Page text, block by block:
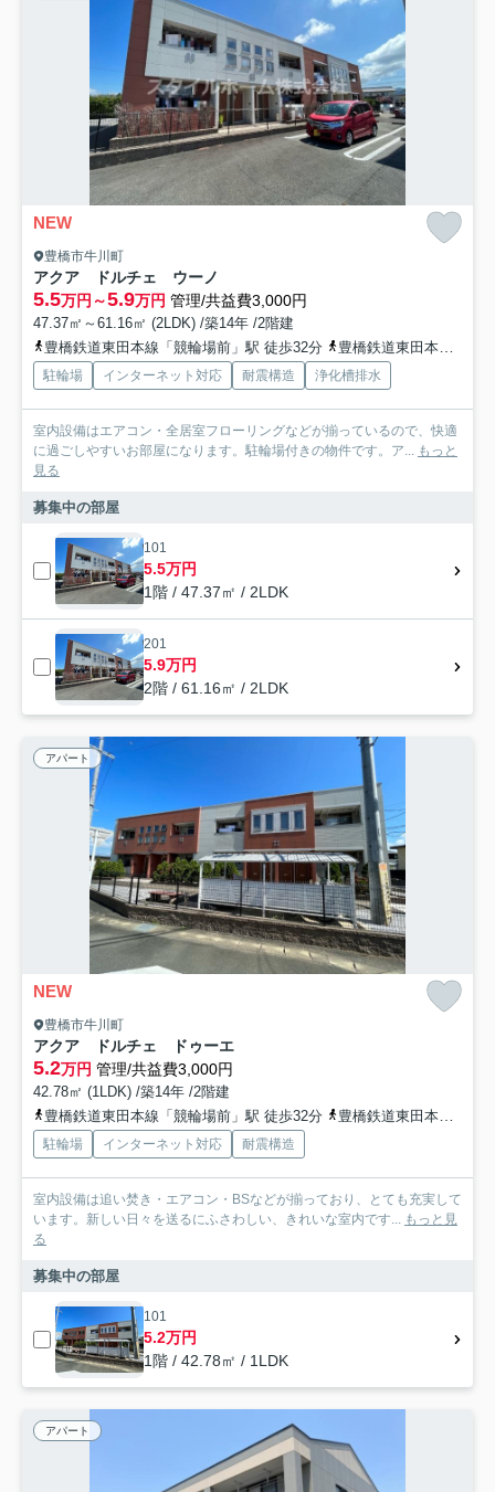
NEW
豊橋市牛川町
アクア ドルチェ ウーノ
5.5万円～5.9万円 管理/共益費3,000円
47.37㎡～61.16㎡ (2LDK) /築14年 /2階建
豊橋鉄道東田本線「競輪場前」駅 徒歩32分
豊橋鉄道東田本線「東田」駅 徒歩34分
駐輪場 インターネット対応 耐震構造 浄化槽排水
室内設備はエアコン・全居室フローリングなどが揃っているので、快適
に過ごしやすいお部屋になります。駐輪場付きの物件です。ア... もっと
見る
募集中の部屋
101
5.5万円
1階 / 47.37㎡ / 2LDK
201
5.9万円
2階 / 61.16㎡ / 2LDK
アパート
NEW
豊橋市牛川町
アクア ドルチェ ドゥーエ
5.2万円 管理/共益費3,000円
42.78㎡ (1LDK) /築14年 /2階建
豊橋鉄道東田本線「競輪場前」駅 徒歩32分
豊橋鉄道東田本線「東田」駅 徒歩33分
駐輪場 インターネット対応 耐震構造
室内設備は追い焚き・エアコン・BSなどが揃っており、とても充実して
います。新しい日々を送るにふさわしい、きれいな室内です... もっと見
る
募集中の部屋
101
5.2万円
1階 / 42.78㎡ / 1LDK
アパート